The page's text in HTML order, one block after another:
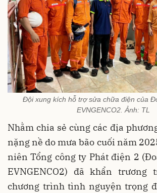
Đội xung kích hỗ trợ sửa chữa điện của
EVNGENCO2. Ảnh: TL
Nhằm chia sẻ cùng các địa
nặng nề do mưa bão cuối năm
niên Tổng công ty Phát điện 2
EVNGENCO2) đã khẩn
chương trình tình nguyện trọng